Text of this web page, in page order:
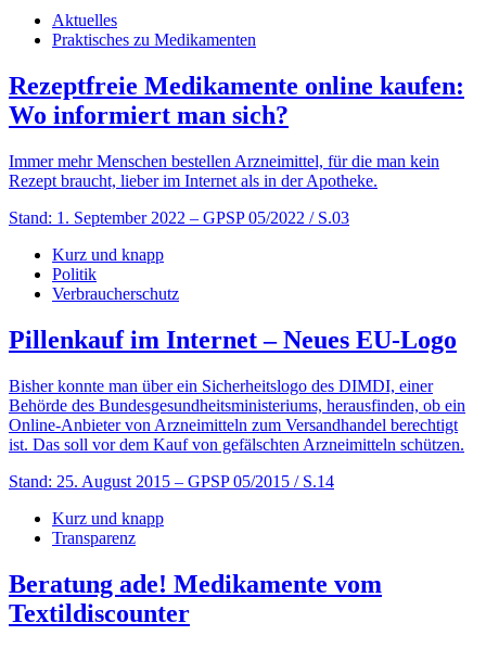
Aktuelles
Praktisches zu Medikamenten
Rezeptfreie Medikamente online kaufen:
Wo informiert man sich?
Immer mehr Menschen bestellen Arzneimittel, für die man kein
Rezept braucht, lieber im Internet als in der Apotheke.
Stand: 1. September 2022 – GPSP 05/2022 / S.03
Kurz und knapp
Politik
Verbraucherschutz
Pillenkauf im Internet – Neues EU-Logo
Bisher konnte man über ein Sicherheitslogo des DIMDI, einer
Behörde des Bundesgesundheitsministeriums, herausfinden, ob ein
Online-Anbieter von Arzneimitteln zum Versandhandel berechtigt
ist. Das soll vor dem Kauf von gefälschten Arzneimitteln schützen.
Stand: 25. August 2015 – GPSP 05/2015 / S.14
Kurz und knapp
Transparenz
Beratung ade! Medikamente vom
Textildiscounter